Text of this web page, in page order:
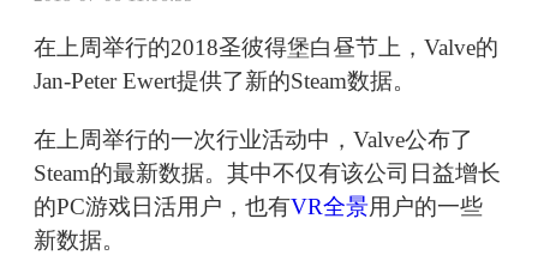
在上周举行的2018圣彼得堡白昼节上，Valve的
Jan-Peter Ewert提供了新的Steam数据。
在上周举行的一次行业活动中，Valve公布了
Steam的最新数据。其中不仅有该公司日益增长
的PC游戏日活用户，也有VR全景用户的一些
新数据。